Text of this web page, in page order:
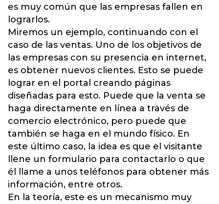
es muy común que las empresas fallen en
lograrlos.
Miremos un ejemplo, continuando con el
caso de las ventas. Uno de los objetivos de
las empresas con su presencia en internet,
es obtener nuevos clientes. Esto se puede
lograr en el portal creando páginas
diseñadas para esto. Puede que la venta se
haga directamente en línea a través de
comercio electrónico, pero puede que
también se haga en el mundo físico. En
este último caso, la idea es que el visitante
llene un formulario para contactarlo o que
él llame a unos teléfonos para obtener más
información, entre otros.
En la teoría, este es un mecanismo muy